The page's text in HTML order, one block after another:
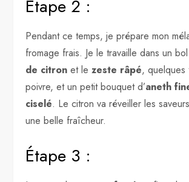
Étape 2 :
Pendant ce temps, je prépare mon
fromage frais. Je le travaille dans un
de citron et lezeste râpé, quelques
poivre, et un petit bouquet d’aneth
ciselé. Le citron va réveiller les
une belle fraîcheur.
Étape 3 :